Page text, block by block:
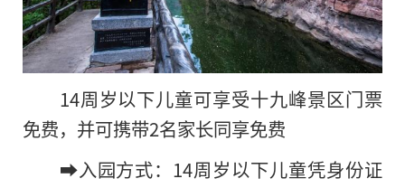
14周岁以下儿童可享受十九峰景区门票
免费，并可携带2名家长同享免费
➡️入园方式：14周岁以下儿童凭身份证